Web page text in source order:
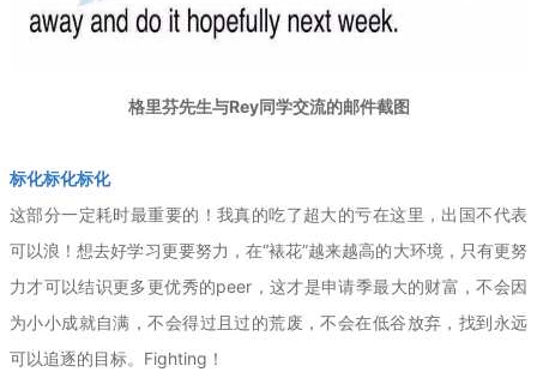
格里芬先生与Rey同学交流的邮件截图
标化标化标化
这部分一定耗时最重要的！我真的吃了超大的亏在这里，出国不代表
可以浪！想去好学习更要努力，在“裱花”越来越高的大环境，只有更努
力才可以结识更多更优秀的peer，这才是申请季最大的财富，不会因
为小小成就自满，不会得过且过的荒废，不会在低谷放弃，找到永远
可以追逐的目标。Fighting！